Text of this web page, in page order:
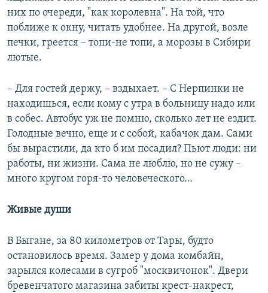
них по очереди, "как королевна". На той, что
поближе к окну, читать удобнее. На другой, возле
печки, греется – топи-не топи, а морозы в Сибири
лютые.
– Для гостей держу, – вздыхает. – С Нерпинки не
находишься, если кому с утра в больницу надо или
в собес. Автобус уж не помню, сколько лет не ездит.
Голодные вечно, еще и с собой, кабачок дам. Сами
бы вырастили, да кто б им посадил? Пьют люди: ни
работы, ни жизни. Сама не люблю, но не сужу –
много кругом горя-то человеческого…
Живые души
В Быгане, за 80 километров от Тары, будто
остановилось время. Замер у дома комбайн,
зарылся колесами в сугроб "москвичонок". Двери
бревенчатого магазина забиты крест-накрест,